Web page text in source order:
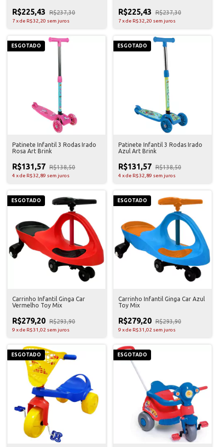
R$225,43 R$237,30
7xde R$32,20 sem juros
R$225,43 R$237,30
7 xde R$32,20 sem juros
ESGOTADO
Patinete Infantil 3 Rodas Irado
Rosa Art Brink
R$131,57 R$138,50
4 xde R$32,89 sem juros
ESGOTADO
Patinete Infantil 3 Rodas Irado
Azul Art Brink
R$131,57 R$138,50
4 xde R$32,89 sem juros
ESGOTADO
Carrinho Infantil Ginga Car
Vermelho Toy Mix
R$279,20 R$293,90
9 xde R$31,02 sem juros
ESGOTADO
Carrinho Infantil Ginga Car Azul
Toy Mix
R$279,20 R$293,90
9 xde R$31,02 sem juros
ESGOTADO ESGOTADO